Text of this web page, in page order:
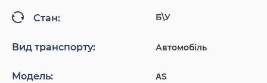
Стан: Б\У
Вид транспорту: Автомобіль
Модель: ΑS